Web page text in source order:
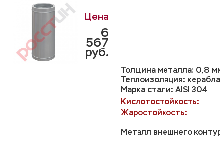
Толщина металла: 0,8
Теплоизоляция:
Марка стали: AISI 304
Кислотостойкость:
Жаростойкость:
Металл внешнего
6
567
руб.